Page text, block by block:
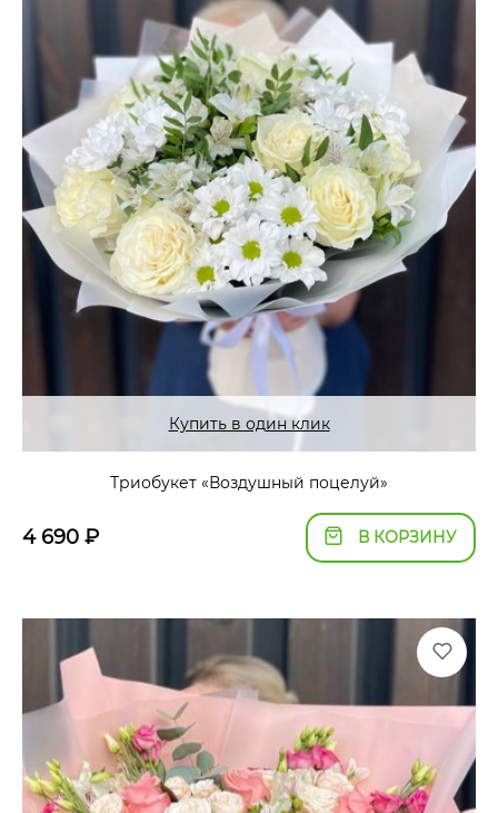
Купить в один клик
Триобукет «Воздушный поцелуй»
4 690 ₽ В КОРЗИНУ